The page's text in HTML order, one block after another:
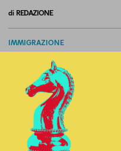
di REDAZIONE
IMMIGRAZIONE
Perché non conviene
migranti nei Paesi terzi
LORENZO BORGA
Perché non conviene
IMMIGRAZIONE
La linea dell’Italia su
convinto l’Unione europea